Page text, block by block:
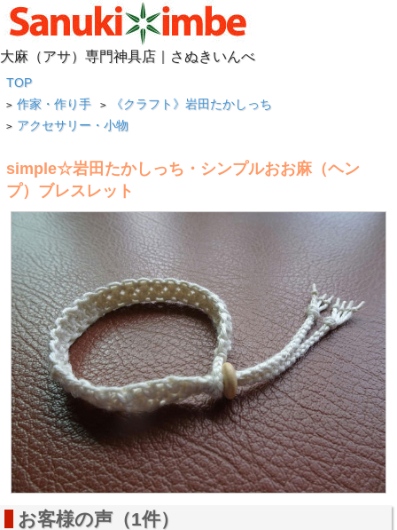
大麻（アサ）専門神具店｜さぬきいんべ
TOP
> 作家・作り手 > 《クラフト》岩田たかしっち
> アクセサリー・小物
simple☆岩田たかしっち・シンプルおお麻（ヘン
プ）ブレスレット
お客様の声（1件）